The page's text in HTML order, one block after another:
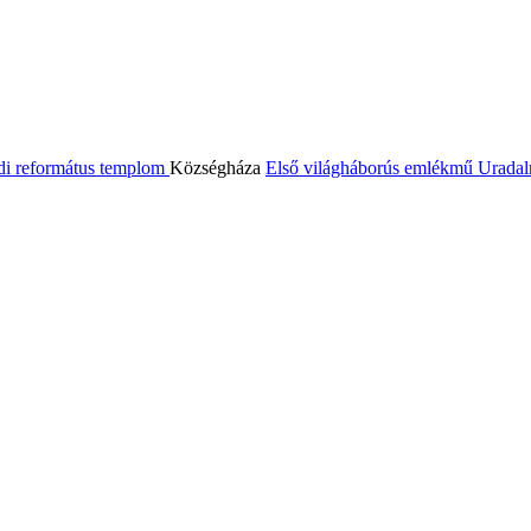
református templom Községháza Első világháborús emlékmű